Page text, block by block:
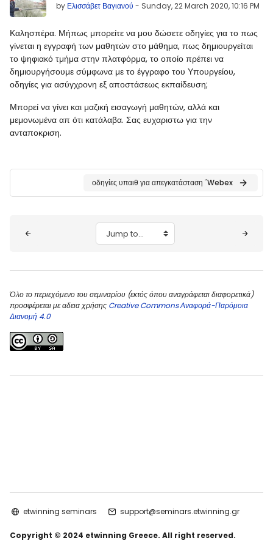
by Ελισσάβετ Βαγιανού - Sunday, 22 March 2020, 10:16 PM
Καλησπέρα. Μήπως μπορείτε να μου δώσετε οδηγίες για το πως
γίνεται η εγγραφή των μαθητών στο μάθημα, πως δημιουργείται
το ψηφιακό τμήμα στην πλατφόρμα, το οποίο πρέπει να
δημιουργήσουμε σύμφωνα με το έγγραφο του Υπουργείου,
οδηγίες για ασύγχρονη εξ αποστάσεως εκπαίδευση;
Μπορεί να γίνει και μαζική εισαγωγή μαθητών, αλλά και
μεμονωμένα απ ότι κατάλαβα. Σας ευχαριστω για την
ανταποκριση.
οδηγίες υπαιθ για απεγκατάσταση ΅Webex
Jump to...
Όλο το περιεχόμενο του σεμιναρίου (εκτός όπου αναγράφεται διαφορετικά)
προσφέρεται με αδεια χρήσης Creative Commons Αναφορά-Παρόμοια
Διανομή 4.0
etwinning seminars support@seminars.etwinning.gr
Copyright © 2024 etwinning Greece. All right reserved.